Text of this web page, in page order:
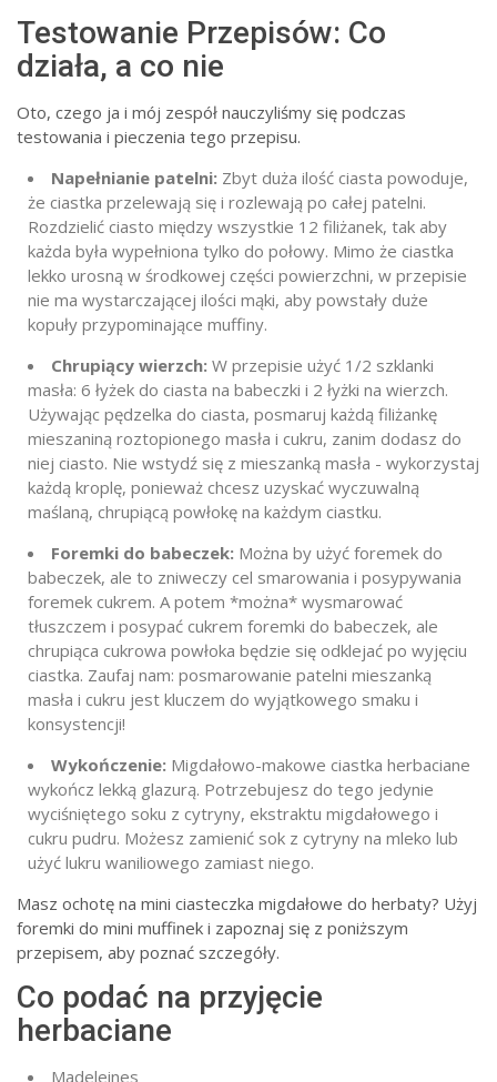
Testowanie Przepisów: Co
działa, a co nie
Oto, czego ja i mój zespół nauczyliśmy się podczas
testowania i pieczenia tego przepisu.
Napełnianie patelni: Zbyt duża ilość ciasta powoduje,
że ciastka przelewają się i rozlewają po całej patelni.
Rozdzielić ciasto między wszystkie 12 filiżanek, tak aby
każda była wypełniona tylko do połowy. Mimo że ciastka
lekko urosną w środkowej części powierzchni, w przepisie
nie ma wystarczającej ilości mąki, aby powstały duże
kopuły przypominające muffiny.
Chrupiący wierzch: W przepisie użyć 1/2 szklanki
masła: 6 łyżek do ciasta na babeczki i 2 łyżki na wierzch.
Używając pędzelka do ciasta, posmaruj każdą filiżankę
mieszaniną roztopionego masła i cukru, zanim dodasz do
niej ciasto. Nie wstydź się z mieszanką masła - wykorzystaj
każdą kroplę, ponieważ chcesz uzyskać wyczuwalną
maślaną, chrupiącą powłokę na każdym ciastku.
Foremki do babeczek: Można by użyć foremek do
babeczek, ale to zniweczy cel smarowania i posypywania
foremek cukrem. A potem *można* wysmarować
tłuszczem i posypać cukrem foremki do babeczek, ale
chrupiąca cukrowa powłoka będzie się odklejać po wyjęciu
ciastka. Zaufaj nam: posmarowanie patelni mieszanką
masła i cukru jest kluczem do wyjątkowego smaku i
konsystencji!
Wykończenie: Migdałowo-makowe ciastka herbaciane
wykończ lekką glazurą. Potrzebujesz do tego jedynie
wyciśniętego soku z cytryny, ekstraktu migdałowego i
cukru pudru. Możesz zamienić sok z cytryny na mleko lub
użyć lukru waniliowego zamiast niego.
Masz ochotę na mini ciasteczka migdałowe do herbaty? Użyj
foremki do mini muffinek i zapoznaj się z poniższym
przepisem, aby poznać szczegóły.
Co podać na przyjęcie
herbaciane
Madeleines